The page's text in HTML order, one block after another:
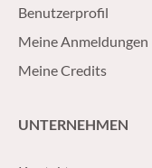
Benutzerprofil
Meine Anmeldungen
Meine Credits
UNTERNEHMEN